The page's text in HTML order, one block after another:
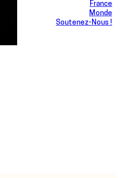
France
Monde
Soutenez-Nous !